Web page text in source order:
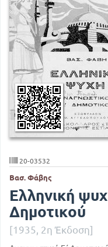
20-03532
Βασ. Φάβης
Ελληνική
Δημοτικού
[1935, 2η Έκδοση]